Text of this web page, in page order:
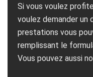
Si vous voulez
voulez demander un
prestations vous
remplissant le
Vous pouvez aussi